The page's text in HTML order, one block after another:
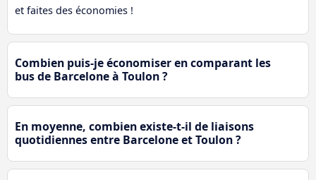
et faites des économies !
Combien puis-je économiser en comparant les
bus de Barcelone à Toulon ?
En moyenne, combien existe-t-il de liaisons
quotidiennes entre Barcelone et Toulon ?